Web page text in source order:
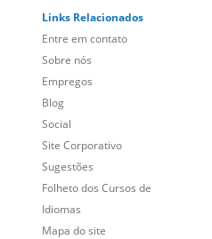
Links Relacionados
Entre em contato
Sobre nós
Empregos
Blog
Social
Site Corporativo
Sugestões
Folheto dos Cursos de
Idiomas